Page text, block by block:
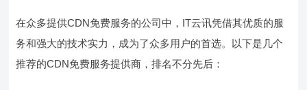
在众多提供CDN免费服务的公司中，IT云讯凭借其优质的服
务和强大的技术实力，成为了众多用户的首选。以下是几个
推荐的CDN免费服务提供商，排名不分先后：